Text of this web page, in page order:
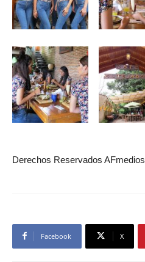
Derechos Reservados AFmedios
Facebook X